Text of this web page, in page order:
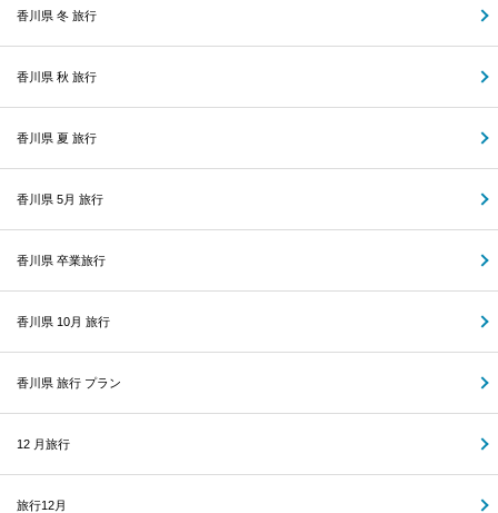
香川県 冬 旅行
香川県 秋 旅行
香川県 夏 旅行
香川県 5月 旅行
香川県 卒業旅行
香川県 10月 旅行
香川県 旅行 プラン
12 月旅行
旅行12月